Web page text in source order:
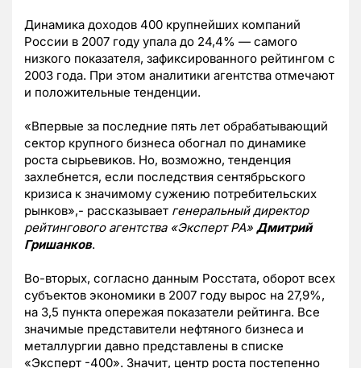
Динамика доходов 400 крупнейших компаний
России в 2007 году упала до 24,4% — самого
низкого показателя, зафиксированного рейтингом с
2003 года. При этом аналитики агентства отмечают
и положительные тенденции.
«Впервые за последние пять лет обрабатывающий
сектор крупного бизнеса обогнал по динамике
роста сырьевиков. Но, возможно, тенденция
захлебнется, если последствия сентябрьского
кризиса к значимому сужению потребительских
рынков»,- рассказывает генеральный директор
рейтингового агентства «Эксперт РА» Дмитрий
Гришанков.
Во-вторых, согласно данным Росстата, оборот всех
субъектов экономики в 2007 году вырос на 27,9%,
на 3,5 пункта опережая показатели рейтинга. Все
значимые представители нефтяного бизнеса и
металлургии давно представлены в списке
«Эксперт -400». Значит, центр роста постепенно